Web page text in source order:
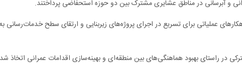
و آبرسانی در مناطق عشایری مشترک بین دو حوزه استحفاضی پرداختند.
عملیاتی برای تسریع در اجرای پروژه‌های زیربنایی و ارتقای سطح خدمات‌رسانی
در راستای بهبود هماهنگی‌های بین‌ منطقه‌ای و بهینه‌سازی اقدامات عمرانی اتخاذ